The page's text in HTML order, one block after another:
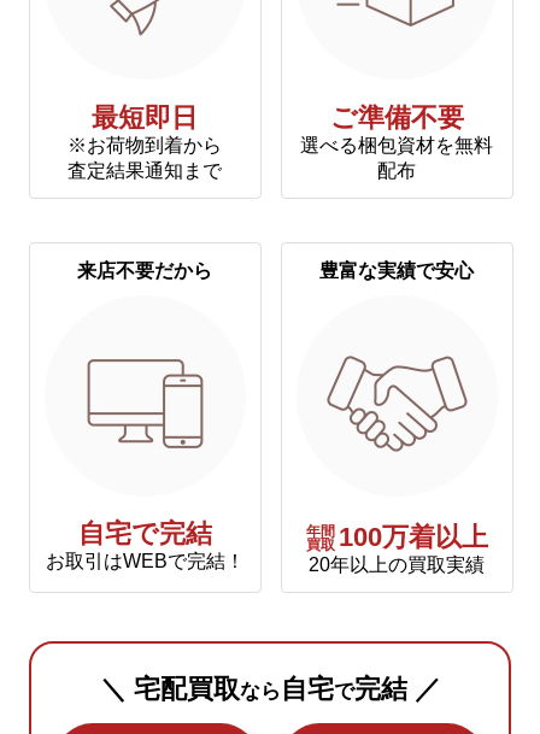
最短即日
※お荷物到着から
査定結果通知まで
ご準備不要
選べる梱包資材を無料
配布
来店不要だから
自宅で完結
お取引はWEBで完結！
豊富な実績で安心
年間
買取 100万着以上
20年以上の買取実績
＼ 宅配買取なら 自宅で完結 ／